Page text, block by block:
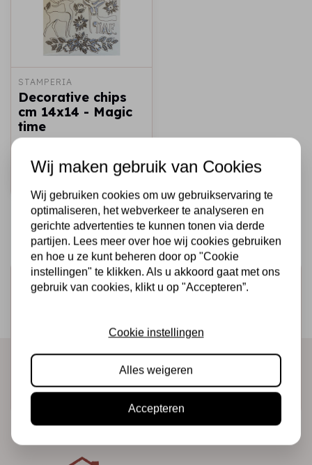
STAMPERIA
Decorative chips
cm 14x14 - Magic
time
Snel toevoegen
Schrijf je in voor de nieuwsbrief
direct in je mailbox!
Abonneer
Wij maken gebruik van Cookies
Wij gebruiken cookies om uw gebruikservaring te
optimaliseren, het webverkeer te analyseren en
gerichte advertenties te kunnen tonen via derde
partijen. Lees meer over hoe wij cookies gebruiken
en hoe u ze kunt beheren door op "Cookie
instellingen" te klikken. Als u akkoord gaat met ons
gebruik van cookies, klikt u op "Accepteren”.
Cookie instellingen
Alles weigeren
Accepteren